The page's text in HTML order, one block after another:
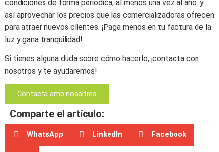
condiciones de forma periódica, al menos una vez al año, y
así aprovechar los precios que las comercializadoras ofrecen
para atraer nuevos clientes. ¡Paga menos en tu factura de la
luz y gana tranquilidad!
Si tienes alguna duda sobre cómo hacerlo, ¡contacta con
nosotros y te ayudaremos!
Contacta amb nosaltres
Comparte el artículo:
WhatsApp LinkedIn Facebook